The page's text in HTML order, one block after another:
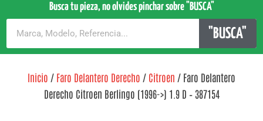
Busca tu pieza, no olvides pinchar sobre "BUSCA"
"BUSCA"
Inicio / Faro Delantero Derecho / Citroen / Faro Delantero
Derecho Citroen Berlingo (1996->) 1.9 D – 387154